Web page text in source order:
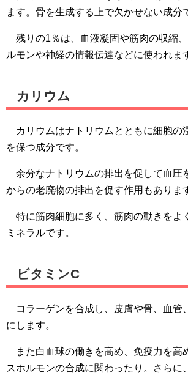
ます。骨を生成する上で欠かせない成分
残りの1％は、血液凝固や筋肉の収縮
ルモンや神経の情報伝達などに使われま
カリウム
カリウムはナトリウムとともに細胞の
を保つ成分です。
余分なナトリウムの排出を促して血圧
からの老廃物の排出を促す作用もありま
特に筋肉細胞に多く、筋肉の動きをよ
ミネラルです。
ビタミンC
コラーゲンを合成し、皮膚や骨、血管
にします。
また白血球の働きを高め、免疫力を高
スホルモンの合成に関わったり。さらに